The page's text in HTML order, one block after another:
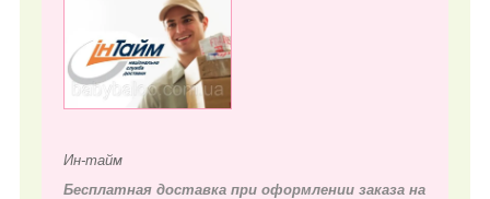
Ин-тайм
Бесплатная доставка при оформлении заказа на